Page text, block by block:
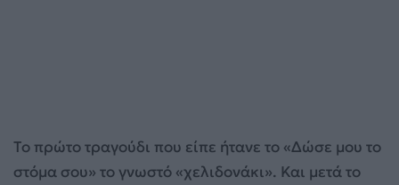
Το πρώτο τραγούδι που είπε ήτανε το «Δώσε μου το
στόμα σου» το γνωστό «χελιδονάκι». Και μετά το